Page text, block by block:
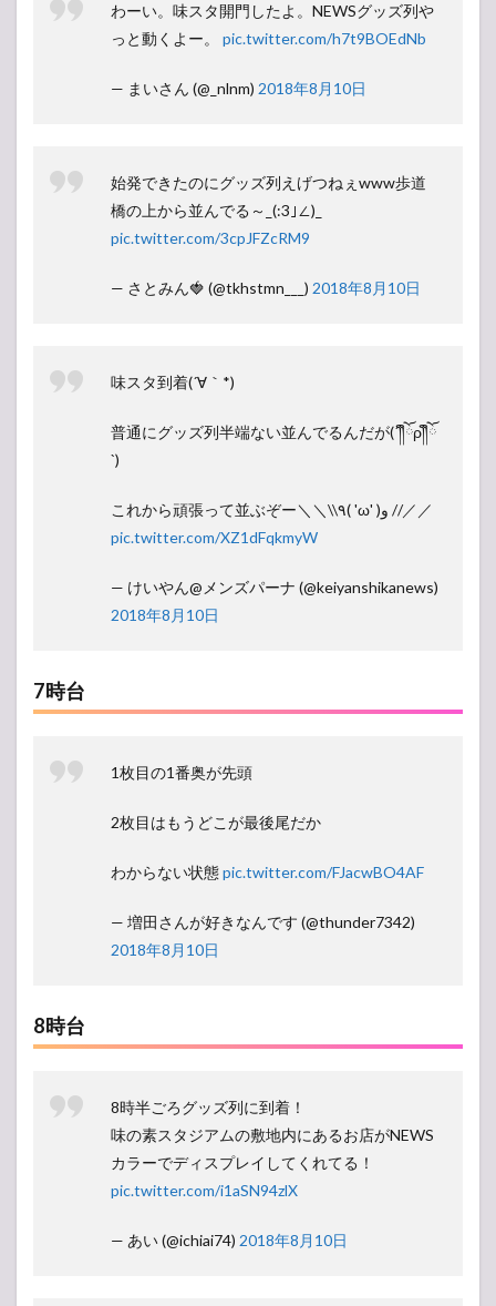
わーい。味スタ開門したよ。NEWSグッズ列や
っと動くよー。 pic.twitter.com/h7t9BOEdNb
— まいさん (@_nlnm) 2018年8月10日
始発できたのにグッズ列えげつねぇwww歩道
橋の上から並んでる～_(:3｣∠)_
pic.twitter.com/3cpJFZcRM9
— さとみん🍓 (@tkhstmn___) 2018年8月10日
味スタ到着(´∀｀*)
普通にグッズ列半端ない並んでるんだが(´༎ຶོρ༎ຶོ
`)
これから頑張って並ぶぞー＼＼\\٩( 'ω' )و //／／
pic.twitter.com/XZ1dFqkmyW
— けいやん@メンズパーナ (@keiyanshikanews)
2018年8月10日
7時台
1枚目の1番奥が先頭
2枚目はもうどこが最後尾だか
わからない状態pic.twitter.com/FJacwBO4AF
— 増田さんが好きなんです (@thunder7342)
2018年8月10日
8時台
8時半ごろグッズ列に到着！
味の素スタジアムの敷地内にあるお店がNEWS
カラーでディスプレイしてくれてる！
pic.twitter.com/i1aSN94zlX
— あい (@ichiai74) 2018年8月10日